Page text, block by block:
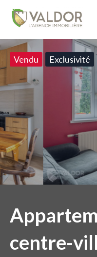
Vendu Exclusivité
centre-